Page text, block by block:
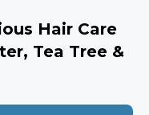
Hair Care
Tea Tree &